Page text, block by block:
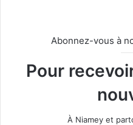
Abonnez-vous à
Pour
À Niamey et